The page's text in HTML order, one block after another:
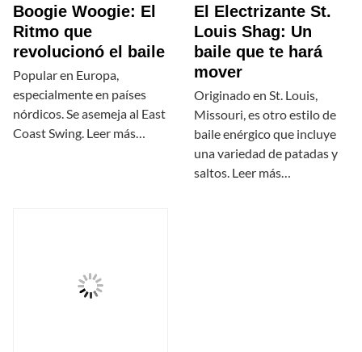
Boogie Woogie: El
Ritmo que
revolucionó el baile
Popular en Europa,
especialmente en países
nórdicos. Se asemeja al East
Coast Swing. Leer más…
El Electrizante St.
Louis Shag: Un
baile que te hará
mover
Originado en St. Louis,
Missouri, es otro estilo de
baile enérgico que incluye
una variedad de patadas y
saltos. Leer más…